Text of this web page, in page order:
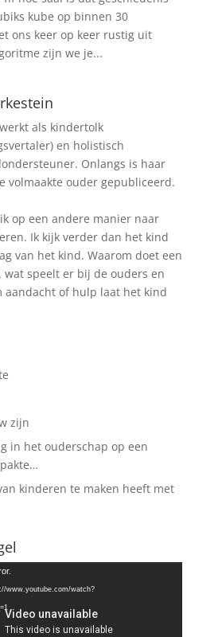
kube op binnen 30
ons keer op keer rustig uit
zijn we je...
als kindertolk
en holistisch
Onlangs is haar
volmaakte ouder gepubliceerd.
op een andere manier naar
Ik kijk verder dan het kind
van het kind. Waarom doet een
wat speelt er bij de ouders en
aandacht of hulp laat het kind
zijn
in het ouderschap op een
kinderen te maken heeft met
www.youtube.com/watch?